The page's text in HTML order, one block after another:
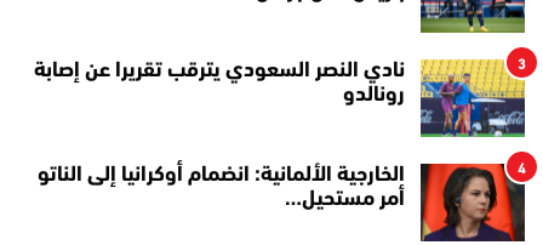
3
نادي النصر السعودي يترقب تقريرا عن إصابة
رونالدو
4
الخارجية الألمانية: انضمام أوكرانيا إلى الناتو
أمر مستحيل…